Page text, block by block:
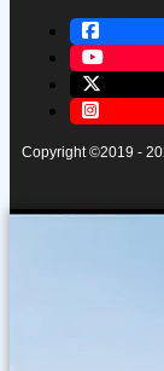
Copyright ©2019 -